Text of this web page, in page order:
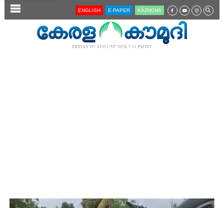
SECTIONS
CASE DIARY
ENGLISH E-PAPER KĀZHCHA
FRIDAY, 07 AUGUST 2026 2.51 PM IST